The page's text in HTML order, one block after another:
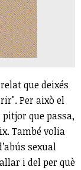
que deixés
Per això el
que passa,
També volia
sexual
i del per què